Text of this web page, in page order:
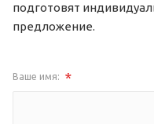
подготовят
предложение.
Ваше имя: *